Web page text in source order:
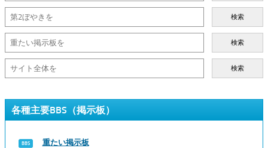
検索
検索
検索
各種主要BBS（掲示板）
重たい掲示板